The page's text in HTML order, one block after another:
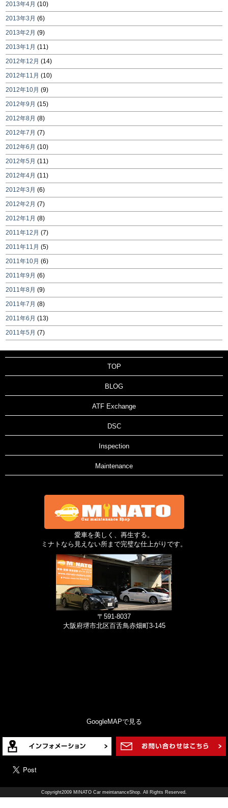
2013年4月 (10)
2013年3月 (6)
2013年2月 (9)
2013年1月 (11)
2012年12月 (14)
2012年11月 (10)
2012年10月 (9)
2012年9月 (15)
2012年8月 (8)
2012年7月 (7)
2012年6月 (10)
2012年5月 (11)
2012年4月 (11)
2012年3月 (6)
2012年2月 (7)
2012年1月 (8)
2011年12月 (7)
2011年11月 (5)
2011年10月 (6)
2011年9月 (6)
2011年8月 (9)
2011年7月 (8)
2011年6月 (13)
2011年5月 (7)
TOP
BLOG
ATF Exchange
DSC
Inspection
Maintenance
愛車を美しく、再生する。
ミナトなら見えない所まで完璧な仕上がりです。
〒591-8037
大阪府堺市北区百舌鳥赤畑町3-145
GoogleMAPで見る
Copyright2009 MINATO Car meintananceShop. All Rights Reserved.